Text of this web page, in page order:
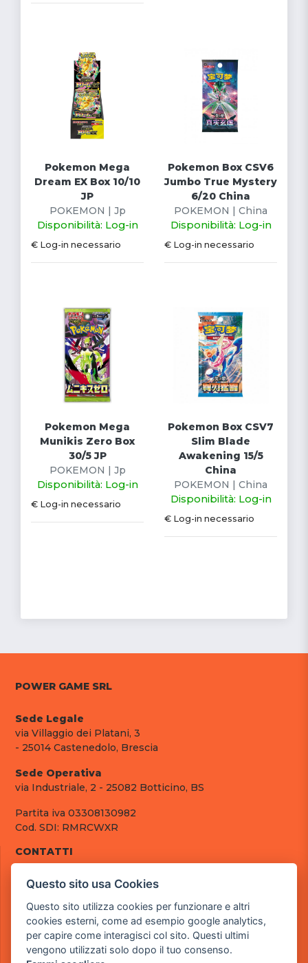
Pokemon Mega
Dream EX Box 10/10
JP
POKEMON | Jp
Disponibilità: Log-in
€ Log-in necessario
Pokemon Box CSV6
Jumbo True Mystery
6/20 China
POKEMON | China
Disponibilità: Log-in
€ Log-in necessario
Pokemon Mega
Munikis Zero Box
30/5 JP
POKEMON | Jp
Disponibilità: Log-in
€ Log-in necessario
Pokemon Box CSV7
Slim Blade
Awakening 15/5
China
POKEMON | China
Disponibilità: Log-in
€ Log-in necessario
POWER GAME SRL
Sede Legale
via Villaggio dei Platani, 3
- 25014 Castenedolo, Brescia
Sede Operativa
via Industriale, 2 - 25082 Botticino, BS
Partita iva 03308130982
Cod. SDI: RMRCWXR
CONTATTI
tel.: +39 030 376 2377
pec: powergamesrl@legalmail.it
LINK UTILI
Chi siamo
Questo sito usa Cookies
Questo sito utilizza cookies per funzionare e altri
cookies esterni, come ad esempio google analytics,
per capire come interagisci col sito. Questi ultimi
vengono utilizzati solo dopo il tuo consenso.